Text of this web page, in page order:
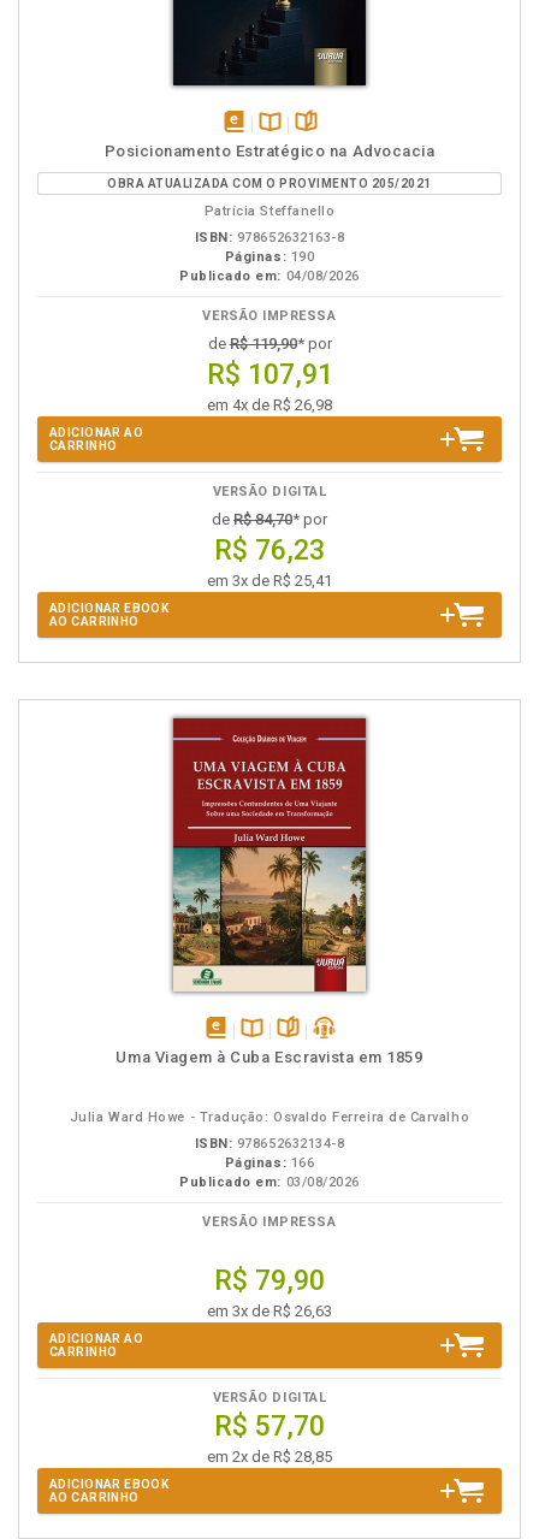
disponível
em
eBook
Disponível
na
B.V.
páginas
Posicionamento Estratégico na Advocacia
OBRA ATUALIZADA COM O PROVIMENTO 205/2021
Patrícia Steffanello
ISBN: 978652632163-8
Páginas: 190
Publicado em: 04/08/2026
VERSÃO IMPRESSA
deR$ 119,90* por
R$ 107,91
em 4x de R$ 26,98
ADICIONAR AO
CARRINHO
VERSÃO DIGITAL
de R$ 84,70* por
R$ 76,23
em 3x de R$ 25,41
ADICIONAR EBOOK
AO CARRINHO
disponívelDisponível
páginaspodcast
Uma Viagem à Cuba Escravista em 1859
Julia Ward Howe - Tradução: Osvaldo Ferreira de Carvalho
ISBN: 978652632134-8
Páginas: 166
Publicado em: 03/08/2026
VERSÃO IMPRESSA
R$ 79,90
em 3x de R$ 26,63
ADICIONAR AO
CARRINHO
VERSÃO DIGITAL
R$ 57,70
em 2x de R$ 28,85
ADICIONAR EBOOK
AO CARRINHO